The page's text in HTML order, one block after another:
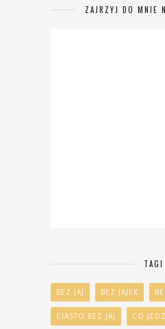
ZAJRZYJ DO MNIE
TAGI
BEZ JAJ BEZ JAJEK
CIASTO BEZ JAJ CO